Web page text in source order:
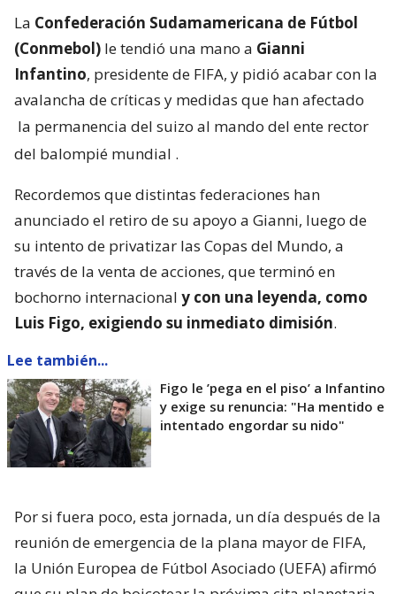
La Confederación Sudamamericana de Fútbol
(Conmebol) le tendió una mano a Gianni
Infantino, presidente de FIFA, y pidió acabar con la
avalancha de críticas y medidas que han afectado
la permanencia del suizo al mando del ente rector
del balompié mundial .
Recordemos que distintas federaciones han
anunciado el retiro de su apoyo a Gianni, luego de
su intento de privatizar las Copas del Mundo, a
través de la venta de acciones, que terminó en
bochorno internacional y con una leyenda, como
Luis Figo, exigiendo su inmediato dimisión.
Lee también...
Figo le ’pega en el piso’ a Infantino
y exige su renuncia: "Ha mentido e
intentado engordar su nido"
Por si fuera poco, esta jornada, un día después de la
reunión de emergencia de la plana mayor de FIFA,
la Unión Europea de Fútbol Asociado (UEFA) afirmó